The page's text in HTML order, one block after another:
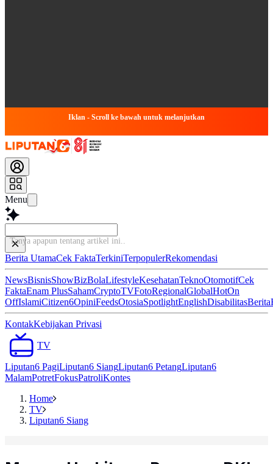
Iklan - Scroll ke bawah untuk melanjutkan
Menu
Tanya apapun tentang artikel ini...
Berita UtamaCek FaktaTerkiniTerpopulerRekomendasi
NewsBisnisShowBizBolaLifestyleKesehatanTeknoOtomotifCek
FaktaEnam PlusSahamCryptoTVFotoRegionalGlobalHotOn
OffIslamiCitizen6OpiniFeedsOtosiaSpotlightEnglishDisabilitasBerita
KontakKebijakan Privasi
TV
Liputan6 PagiLiputan6 SiangLiputan6 PetangLiputan6
MalamPotretFokusPatroliKontes
Home
TV
Liputan6 Siang